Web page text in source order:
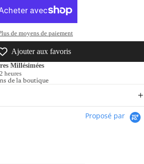
de moyens de paiement
Ajouter aux favoris
Millésimées
heures
de la boutique
Proposé par